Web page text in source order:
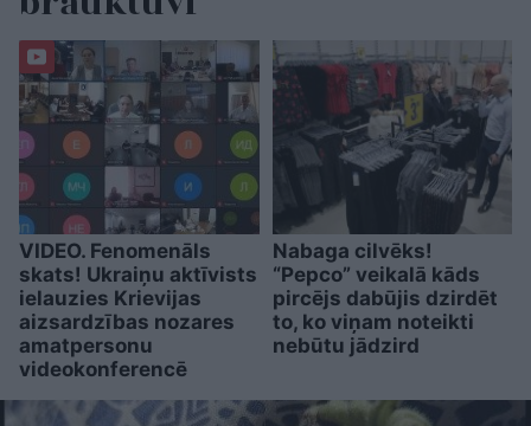
VIDEO. Fenomenāls
skats! Ukraiņu aktīvists
ielauzies Krievijas
aizsardzības nozares
amatpersonu
videokonferencē
Nabaga cilvēks!
“Pepco” veikalā kāds
pircējs dabūjis dzirdēt
to, ko viņam noteikti
nebūtu jādzird